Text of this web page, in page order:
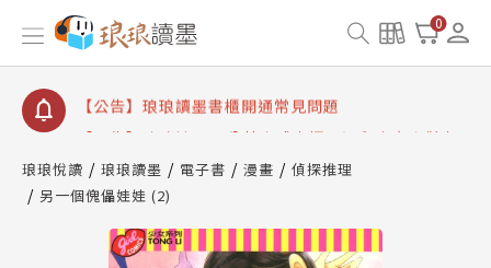
0
【公告】琅琅讀墨數位閱讀資產合併與書櫃開通申請
【公告】琅琅讀墨書櫃開通常見問題
【公告】琅琅讀墨 3 分鐘完成書櫃開通與資產合併申
請圖文教學
查詢
【公告】琅琅讀墨數位閱讀資產合併與書櫃開通申請
琅琅悅讀 琅琅讀墨 電子書 漫畫
偵探推理
另一個傀儡娃娃 (2)